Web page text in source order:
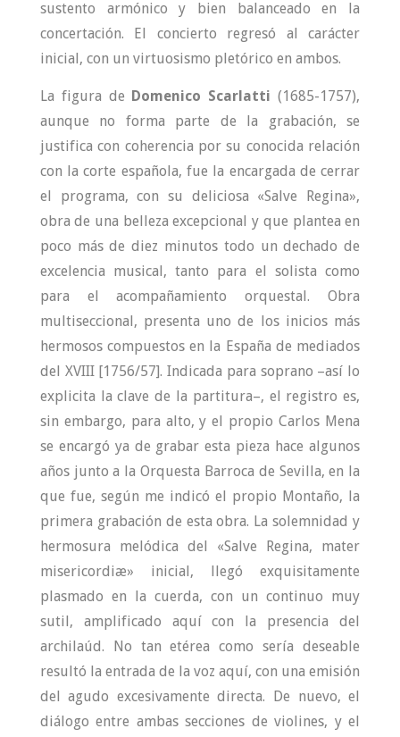
sustento armónico y bien balanceado en la
concertación. El concierto regresó al carácter
inicial, con un virtuosismo pletórico en ambos.
La figura de Domenico Scarlatti (1685-1757),
aunque no forma parte de la grabación, se
justifica con coherencia por su conocida relación
con la corte española, fue la encargada de cerrar
el programa, con su deliciosa «Salve Regina»,
obra de una belleza excepcional y que plantea en
poco más de diez minutos todo un dechado de
excelencia musical, tanto para el solista como
para el acompañamiento orquestal. Obra
multiseccional, presenta uno de los inicios más
hermosos compuestos en la España de mediados
del XVIII [1756/57]. Indicada para soprano –así lo
explicita la clave de la partitura–, el registro es,
sin embargo, para alto, y el propio Carlos Mena
se encargó ya de grabar esta pieza hace algunos
años junto a la Orquesta Barroca de Sevilla, en la
que fue, según me indicó el propio Montaño, la
primera grabación de esta obra. La solemnidad y
hermosura melódica del «Salve Regina, mater
misericordiæ» inicial, llegó exquisitamente
plasmado en la cuerda, con un continuo muy
sutil, amplificado aquí con la presencia del
archilaúd. No tan etérea como sería deseable
resultó la entrada de la voz aquí, con una emisión
del agudo excesivamente directa. De nuevo, el
diálogo entre ambas secciones de violines, y el